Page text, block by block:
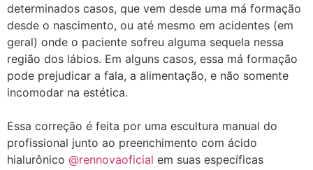
determinados casos, que vem desde uma má formação
desde o nascimento, ou até mesmo em acidentes (em
geral) onde o paciente sofreu alguma sequela nessa
região dos lábios. Em alguns casos, essa má formação
pode prejudicar a fala, a alimentação, e não somente
incomodar na estética.
Essa correção é feita por uma escultura manual do
profissional junto ao preenchimento com ácido
hialurônico @rennovaoficial em suas específicas